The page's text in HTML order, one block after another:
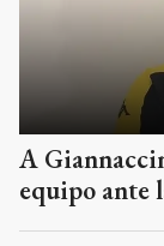
A
equipo ante